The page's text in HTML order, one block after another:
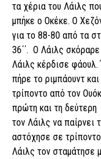
τα χέρια του Λάιλς
μπήκε ο Οκέκε. Ο
για το 88-80 από τα
36΄΄. Ο Λάιλς
Λάιλς κέρδισε
πήρε το ριμπάουντ
τρίποντο από τον
πρώτη και τη
τον Λάιλς να παίρνει
αστόχησε σε
Λάιλς τον σταμάτησε